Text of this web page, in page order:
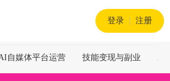
登录 注册
自媒体平台运营 技能变现与副业